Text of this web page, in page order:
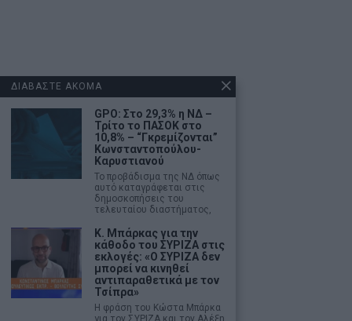
ΔΙΑΒΑΣΤΕ ΑΚΟΜΑ
GPO: Στο 29,3% η ΝΔ –
Τρίτο το ΠΑΣΟΚ στο
10,8% – “Γκρεμίζονται”
Κωνσταντοπούλου-
Καρυστιανού
Το προβάδισμα της ΝΔ όπως
αυτό καταγράφεται στις
δημοσκοπήσεις του
τελευταίου διαστήματος,
Κ. Μπάρκας για την
κάθοδο του ΣΥΡΙΖΑ στις
εκλογές: «Ο ΣΥΡΙΖΑ δεν
μπορεί να κινηθεί
αντιπαραθετικά με τον
Τσίπρα»
Η φράση του Κώστα Μπάρκα
για τον ΣΥΡΙΖΑ και τον Αλέξη